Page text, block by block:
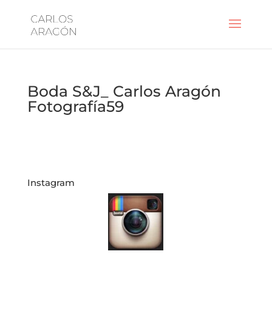
Boda S&J_ Carlos Aragón
Fotografía59
Instagram